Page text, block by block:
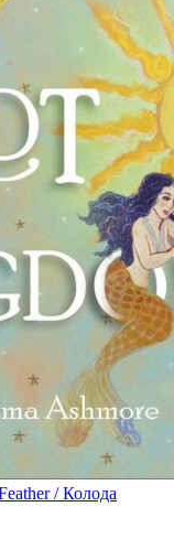
/ Колода